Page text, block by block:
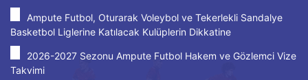
Ampute Futbol, Oturarak Voleybol ve Tekerlekli Sandalye
Basketbol Liglerine Katılacak Kulüplerin Dikkatine
2026-2027 Sezonu Ampute Futbol Hakem ve Gözlemci Vize
Takvimi